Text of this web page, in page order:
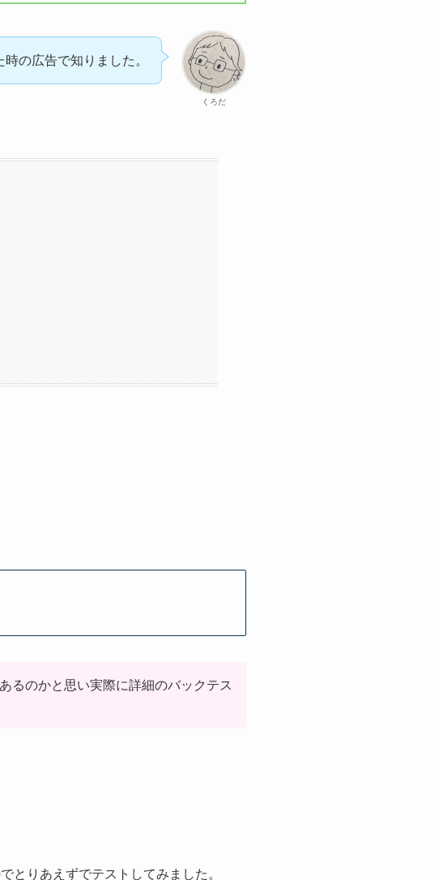
くろだ
の広告で知りました。
るのかと思い実際に詳細のバックテス
とりあえずでテストしてみました。